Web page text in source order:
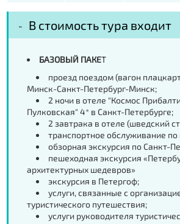
В стоимость тура входит
БАЗОВЫЙ ПАКЕТ
проезд поездом (вагон
Минск-Санкт-Петербург-Минск;
2 ночи в отеле "Космос
Пулковская" 4* в Санкт-Петербурге;
2 завтрака в отеле (шведский
транспортное обслуживание
обзорная экскурсия по Санкт-
пешеходная экскурсия
архитектурных шедевров»
экскурсия в Петергоф;
услуги, связанные с
туристического путешествия;
услуги руководителя